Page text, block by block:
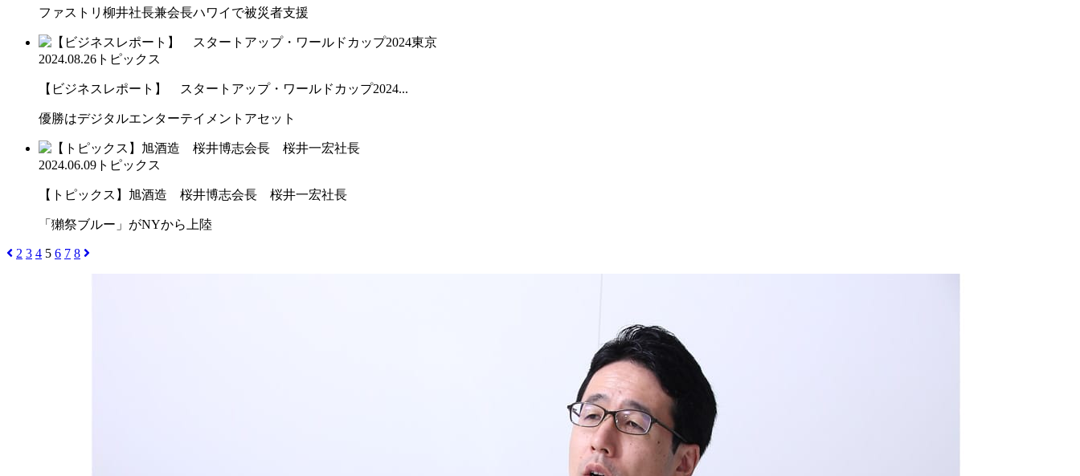
ファストリ柳井社長兼会長ハワイで被災者支援
2024.08.26 トピックス
【ビジネスレポート】 スタートアップ・ワールドカップ2024...
優勝はデジタルエンターテイメントアセット
2024.06.09 トピックス
【トピックス】旭酒造 桜井博志会長 桜井一宏社長
「獺祭ブルー」がNYから上陸
2 3 4 5 6 7 8